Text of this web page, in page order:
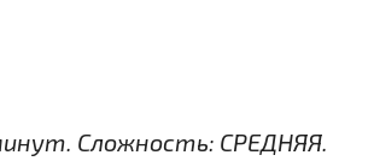
. Сложность: СРЕДНЯЯ.